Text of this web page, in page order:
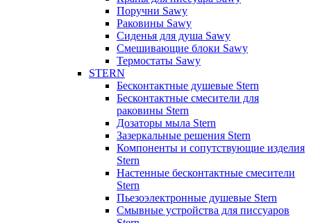
Поручни Sawy
Раковины Sawy
Сиденья для душа Sawy
Смешивающие блоки Sawy
Термостаты Sawy
STERN
Бесконтактные душевые Stern
Бесконтактные смесители для
раковины Stern
Дозаторы мыла Stern
Зазеркальные решения Stern
Компоненты и сопутствующие изделия
Stern
Настенные бесконтактные смесители
Stern
Пьезоэлектронные душевые Stern
Смывные устройства для писсуаров